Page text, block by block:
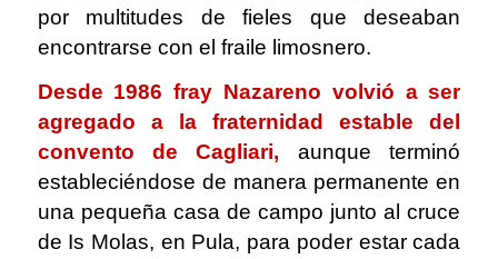
por multitudes de fieles que deseaban
encontrarse con el fraile limosnero.
Desde 1986 fray Nazareno volvió a ser
agregado a la fraternidad estable del
convento de Cagliari, aunque terminó
estableciéndose de manera permanente en
una pequeña casa de campo junto al cruce
de Is Molas, en Pula, para poder estar cada